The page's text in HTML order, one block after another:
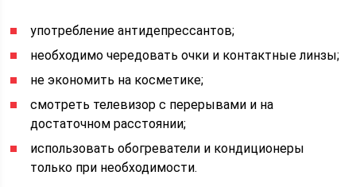
употребление антидепрессантов;
необходимо чередовать очки и контактные линзы;
не экономить на косметике;
смотреть телевизор с перерывами и на
достаточном расстоянии;
использовать обогреватели и кондиционеры
только при необходимости.